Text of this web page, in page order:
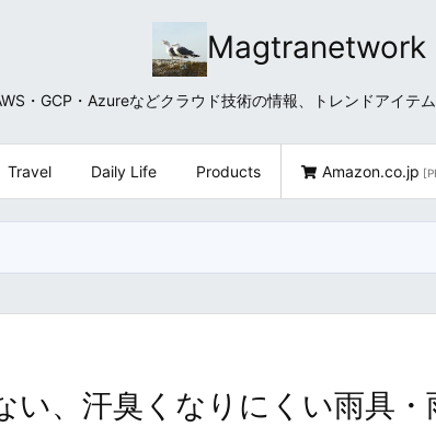
Magtranetwork
・GCP・Azureなどクラウド技術の情報、トレンドアイテ
Travel Daily Life Products Amazon.co.jp
い、汗臭くなりにくい雨具